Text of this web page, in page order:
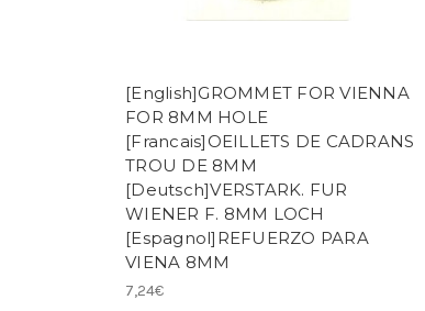
[English]GROMMET FOR VIENNA
FOR 8MM HOLE
[Francais]OEILLETS DE CADRANS
TROU DE 8MM
[Deutsch]VERSTARK. FUR
WIENER F. 8MM LOCH
[Espagnol]REFUERZO PARA
VIENA 8MM
7,24€